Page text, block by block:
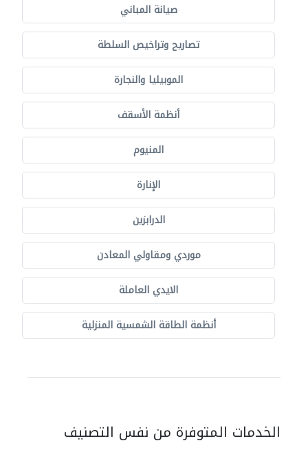
صيانة المباني
تصاريح وتراخيص السلطة
الموبيليا والنجارة
أنظمة الأسقف
المنيوم
الإنارة
الدرابزين
موردي ومقاولي المعادن
الايدي العاملة
أنظمة الطاقة الشمسية المنزلية
الخدمات المتوفرة من نفس التصنيف